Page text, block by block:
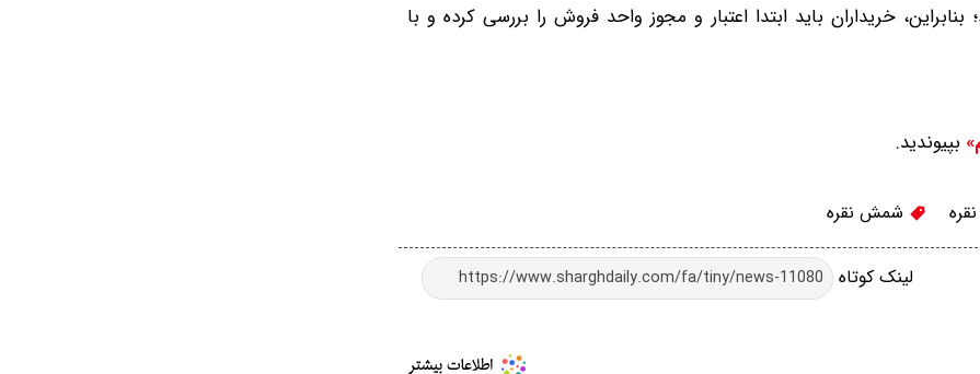
خریداران باید ابتدا اعتبار و مجوز واحد فروش را بررسی کرده و با
بپیوندید.
نقره شمش نقره
لینک کوتاه